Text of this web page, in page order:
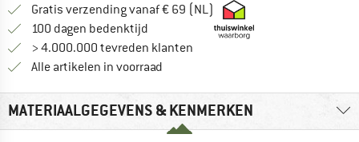
Gratis verzending vanaf € 69 (NL) Vind hier de
100 dagen bedenktijd Vind de betalingsinformatie hier!
> 4.000.000 tevreden klanten
Alle artikelen in voorraad
MATERIAALGEGEVENS & KENMERKEN